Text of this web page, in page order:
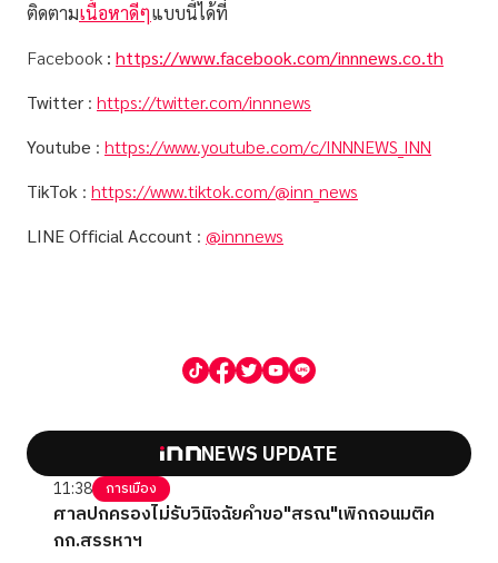
ติดตามเนื้อหาดีๆแบบนี้ได้ที่
Facebook : https://www.facebook.com/innnews.co.th
Twitter : https://twitter.com/innnews
Youtube : https://www.youtube.com/c/INNNEWS_INN
TikTok : https://www.tiktok.com/@inn_news
LINE Official Account : @innnews
NEWS UPDATE
11:38 การเมือง
ศาลปกครองไม่รับวินิจฉัยคำขอ"สรณ"เพิกถอนมติค
กก.สรรหาฯ